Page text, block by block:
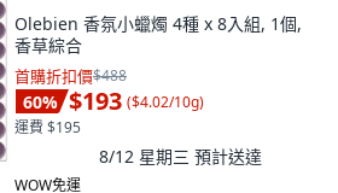
Olebien 香氛小蠟燭 4種 x 8入組, 1個,
香草綜合
首購折扣價$488
60% $193 ($4.02/10g)
運費 $195
8/12 星期三 預計送達
WOW免運